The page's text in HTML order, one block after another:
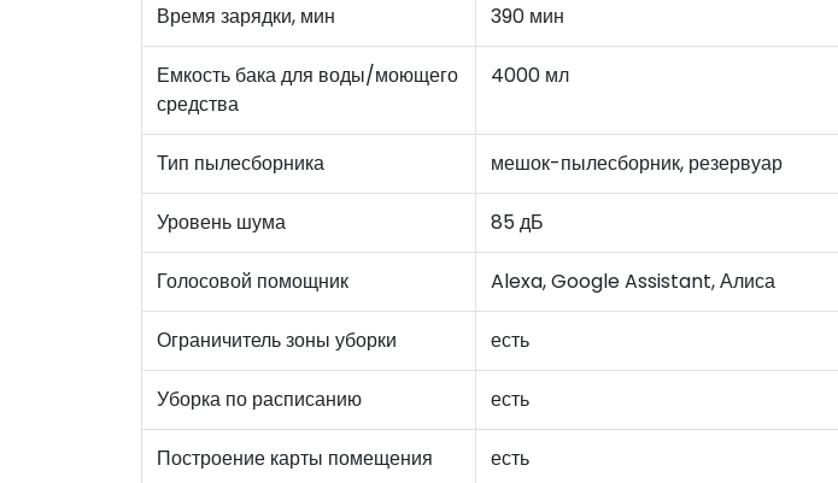
Время зарядки, мин 390 мин
Емкость бака для воды/моющего
средства
4000 мл
Тип пылесборника мешок-пылесборник, резервуар
Уровень шума 85 дБ
Голосовой помощник Alexa, Google Assistant, Алиса
Ограничитель зоны уборки есть
Уборка по расписанию есть
Построение карты помещения есть